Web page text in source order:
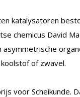
katalysatoren
chemicus David
of zwavel.
voor Scheikunde.